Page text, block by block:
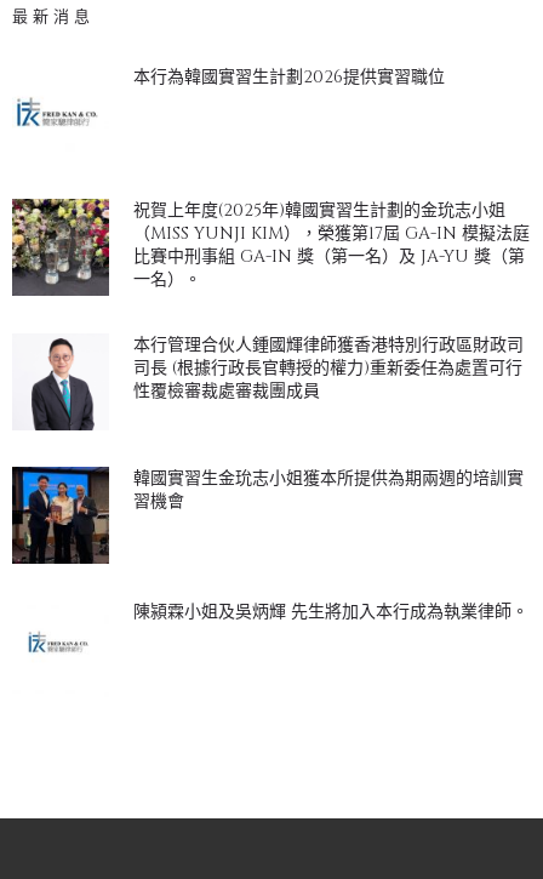
最新消息
本行為韓國實習生計劃2026提供實習職位
祝賀上年度(2025年)韓國實習生計劃的金玧志小姐
（MISS YUNJI KIM），榮獲第17屆 GA-IN 模擬法庭
比賽中刑事組 GA-IN 獎（第一名）及 JA-YU 獎（第
一名）。
本行管理合伙人鍾國輝律師獲香港特別行政區財政司
司長 (根據行政長官轉授的權力)重新委任為處置可行
性覆檢審裁處審裁團成員
韓國實習生金玧志小姐獲本所提供為期兩週的培訓實
習機會
陳潁霖小姐及吳炳輝 先生將加入本行成為執業律師。